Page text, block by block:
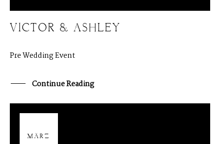
VICTOR & ASHLEY
Pre Wedding Event
Continue Reading
MÄRZ